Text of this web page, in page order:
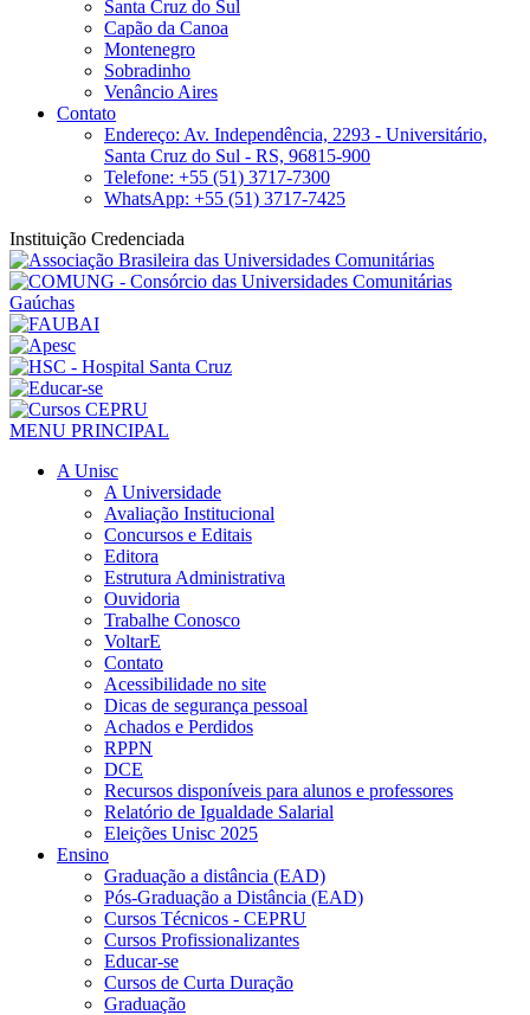
Santa Cruz do Sul
Capão da Canoa
Montenegro
Sobradinho
Venâncio Aires
Contato
Endereço: Av. Independência, 2293 - Universitário,
Santa Cruz do Sul - RS, 96815-900
Telefone: +55 (51) 3717-7300
WhatsApp: +55 (51) 3717-7425
Instituição Credenciada
MENU PRINCIPAL
A Unisc
A Universidade
Avaliação Institucional
Concursos e Editais
Editora
Estrutura Administrativa
Ouvidoria
Trabalhe Conosco
VoltarE
Contato
Acessibilidade no site
Dicas de segurança pessoal
Achados e Perdidos
RPPN
DCE
Recursos disponíveis para alunos e professores
Relatório de Igualdade Salarial
Eleições Unisc 2025
Ensino
Graduação a distância (EAD)
Pós-Graduação a Distância (EAD)
Cursos Técnicos - CEPRU
Cursos Profissionalizantes
Educar-se
Cursos de Curta Duração
Graduação